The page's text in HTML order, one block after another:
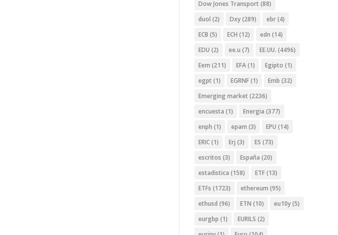
Dow Jones Transport (88)
duol (2) Dxy(289) ebr(4)
ECB (5) ECH (12) edn (14)
EDU (2) ee.u (7) EE.UU. (4496)
Eem (211) EFA(1) Egipto (1)
egpt (1) EGRNF(1) Emb (32)
Emerging market (2236)
encuesta (1) Energia (377)
enph (1) epam (3) EPU (14)
ERIC(1) Erj (3) ES (73)
escritos (3) España (20)
estadistica (158) ETF(13)
ETFs (1723) ethereum (95)
ethusd (96) ETN (10) eu10y(5)
eurgbp (1) EURILS (2)